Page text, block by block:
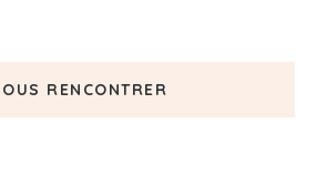
RENCONTRER